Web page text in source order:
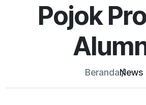
Pojok
BerandaNews